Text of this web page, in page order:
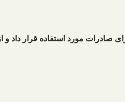
صادرات مورد استفاده قرار داد